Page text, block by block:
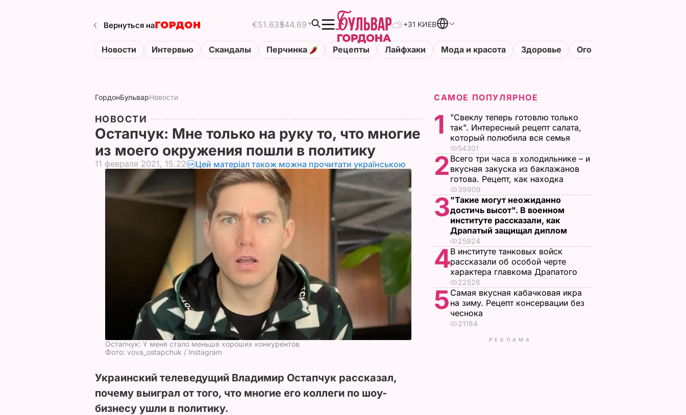
Вернуться на €51.63$44.69 +31 КИЕВ
Новости Интервью Скандалы Перчинка Рецепты Лайфхаки Мода и красота Здоровье Огороды
ГордонБульварНовости
НОВОСТИ
Остапчук: Мне только на руку то, что многие
из моего окружения пошли в политику
11 февраля 2021, 15.22 Цей матеріал також можна прочитати українською
Остапчук: У меня стало меньше хороших конкурентов
Фото: vova_ostapchuk / Instagram
Украинский телеведущий Владимир Остапчук рассказал,
почему выиграл от того, что многие его коллеги по шоу-
бизнесу ушли в политику.
САМОЕ ПОПУЛЯРНОЕ
1
"Свеклу теперь готовлю только
так". Интересный рецепт салата,
который полюбила вся семья
54301
2 Всего три часа в холодильнике – и
вкусная закуска из баклажанов
готова. Рецепт, как находка
39909
3"Такие могут неожиданно
достичь высот". В военном
институте рассказали, как
Драпатый защищал диплом
25924
4В институте танковых войск
рассказали об особой черте
характера главкома Драпатого
22526
5 Самая вкусная кабачковая икра
на зиму. Рецепт консервации без
чеснока
21184
РЕКЛАМА